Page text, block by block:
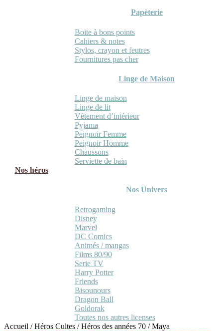
Papèterie
Boite à bons points
Cahiers & notes
Stylos, crayon et feutres
Fournitures pas cher
Linge de Maison
Linge de maison
Linge de lit
Vêtement d’intérieur
Pyjama
Peignoir Femme
Peignoir Homme
Chaussons
Serviette de bain
Nos héros
Nos Univers
Retrogaming
Disney
Marvel
DC Comics
Animés / mangas
Films 80/90
Serie TV
Harry Potter
Friends
Bisounours
Dragon Ball
Goldorak
Toutes nos autres licenses
Accueil /Héros Cultes /Héros des années 70 /Maya